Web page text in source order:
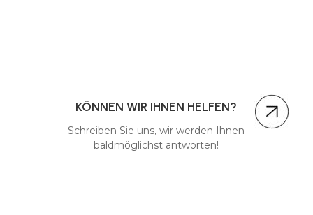
KÖNNEN WIR IHNEN HELFEN?
Schreiben Sie uns, wir werden Ihnen
baldmöglichst antworten!